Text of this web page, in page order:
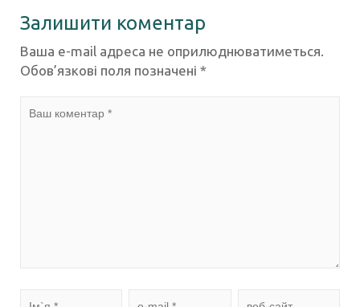
Залишити коментар
Ваша e-mail адреса не оприлюднюватиметься.
Обов’язкові поля позначені *